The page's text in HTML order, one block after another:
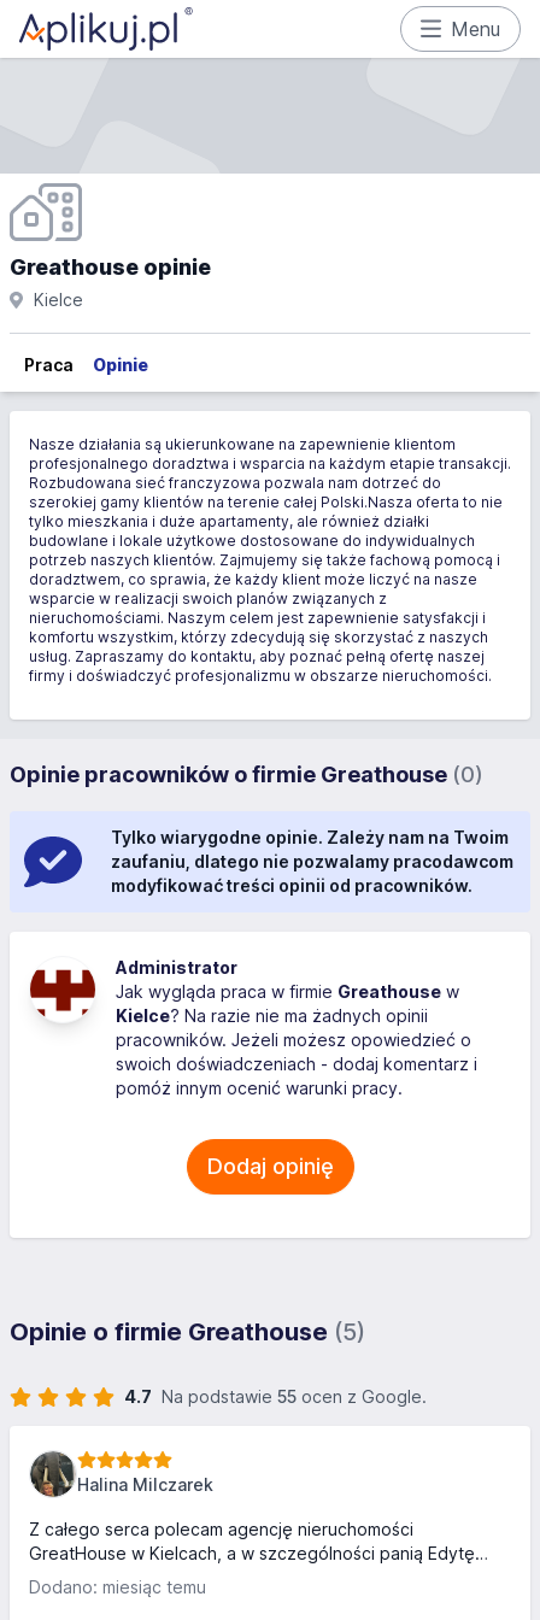
Menu
Greathouse opinie
Kielce
Praca Opinie
Nasze działania są ukierunkowane na zapewnienie klientom
profesjonalnego doradztwa i wsparcia na każdym etapie transakcji.
Rozbudowana sieć franczyzowa pozwala nam dotrzeć do
szerokiej gamy klientów na terenie całej Polski.Nasza oferta to nie
tylko mieszkania i duże apartamenty, ale również działki
budowlane i lokale użytkowe dostosowane do indywidualnych
potrzeb naszych klientów. Zajmujemy się także fachową pomocą i
doradztwem, co sprawia, że każdy klient może liczyć na nasze
wsparcie w realizacji swoich planów związanych z
nieruchomościami. Naszym celem jest zapewnienie satysfakcji i
komfortu wszystkim, którzy zdecydują się skorzystać z naszych
usług. Zapraszamy do kontaktu, aby poznać pełną ofertę naszej
firmy i doświadczyć profesjonalizmu w obszarze nieruchomości.
Opinie pracowników o firmie Greathouse (0)
Tylko wiarygodne opinie. Zależy nam na Twoim
zaufaniu, dlatego nie pozwalamy pracodawcom
modyfikować treści opinii od pracowników.
Administrator
Jak wygląda praca w firmie Greathouse w
Kielce? Na razie nie ma żadnych opinii
pracowników. Jeżeli możesz opowiedzieć o
swoich doświadczeniach - dodaj komentarz i
pomóż innym ocenić warunki pracy.
Dodaj opinię
Opinie o firmie Greathouse (5)
4.7 Na podstawie 55 ocen z Google.
Halina Milczarek
Z całego serca polecam agencję nieruchomości
GreatHouse w Kielcach, a w szczególności panią Edy­tę
Bryk. Pełen profesjonalizm, ogromne zaangażowanie i
wyjątkowo życzliwe podejście do klienta sprawiły, że cały
Dodano: miesiąc temu